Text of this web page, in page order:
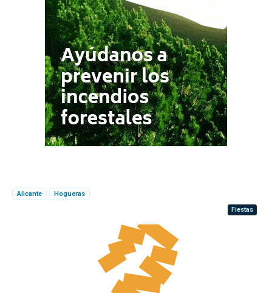
Alicante
Hogueras
Fiestas